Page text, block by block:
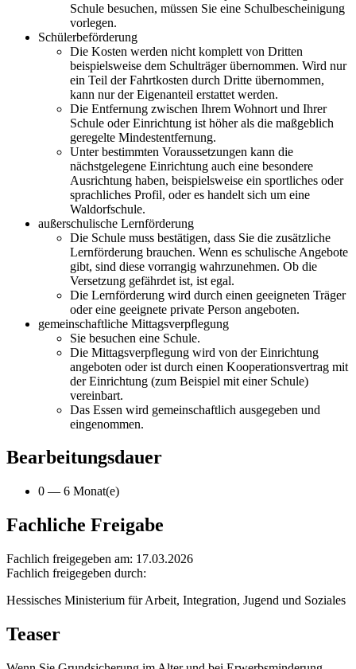
Schule besuchen, müssen Sie eine Schulbescheinigung
vorlegen.
Schülerbeförderung
Die Kosten werden nicht komplett von Dritten
beispielsweise dem Schulträger übernommen. Wird nur
ein Teil der Fahrtkosten durch Dritte übernommen,
kann nur der Eigenanteil erstattet werden.
Die Entfernung zwischen Ihrem Wohnort und Ihrer
Schule oder Einrichtung ist höher als die maßgeblich
geregelte Mindestentfernung.
Unter bestimmten Voraussetzungen kann die
nächstgelegene Einrichtung auch eine besondere
Ausrichtung haben, beispielsweise ein sportliches oder
sprachliches Profil, oder es handelt sich um eine
Waldorfschule.
außerschulische Lernförderung
Die Schule muss bestätigen, dass Sie die zusätzliche
Lernförderung brauchen. Wenn es schulische Angebote
gibt, sind diese vorrangig wahrzunehmen. Ob die
Versetzung gefährdet ist, ist egal.
Die Lernförderung wird durch einen geeigneten Träger
oder eine geeignete private Person angeboten.
gemeinschaftliche Mittagsverpflegung
Sie besuchen eine Schule.
Die Mittagsverpflegung wird von der Einrichtung
angeboten oder ist durch einen Kooperationsvertrag mit
der Einrichtung (zum Beispiel mit einer Schule)
vereinbart.
Das Essen wird gemeinschaftlich ausgegeben und
eingenommen.
Bearbeitungsdauer
0 — 6 Monat(e)
Fachliche Freigabe
Fachlich freigegeben am: 17.03.2026
Fachlich freigegeben durch:
Hessisches Ministerium für Arbeit, Integration, Jugend und Soziales
Teaser